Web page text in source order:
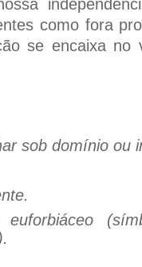
como fora
se encaixa no
sob domínio ou
euforbiáceo